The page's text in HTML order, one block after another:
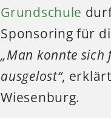
Grundschule
Sponsoring für
„Man konnte sich
ausgelost“,
Wiesenburg.